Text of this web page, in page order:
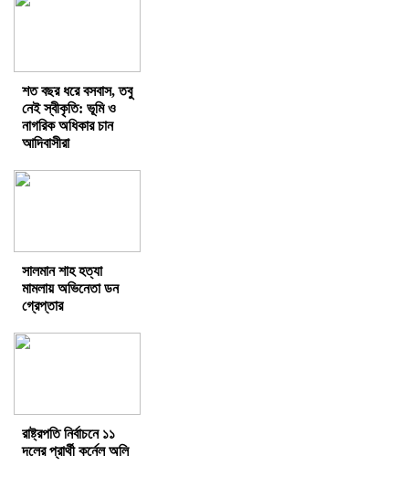
শত বছর ধরে বসবাস, তবু
নেই স্বীকৃতি: ভূমি ও
নাগরিক অধিকার চান
আদিবাসীরা
সালমান শাহ হত্যা
মামলায় অভিনেতা ডন
গ্রেপ্তার
রাষ্ট্রপতি নির্বাচনে ১১
দলের প্রার্থী কর্নেল অলি